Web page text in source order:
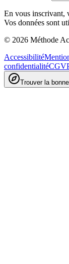
En vous inscrivant,
Vos données sont
© 2026 Méthode
Accessibilité
confidentialitéCGV
Trouver la